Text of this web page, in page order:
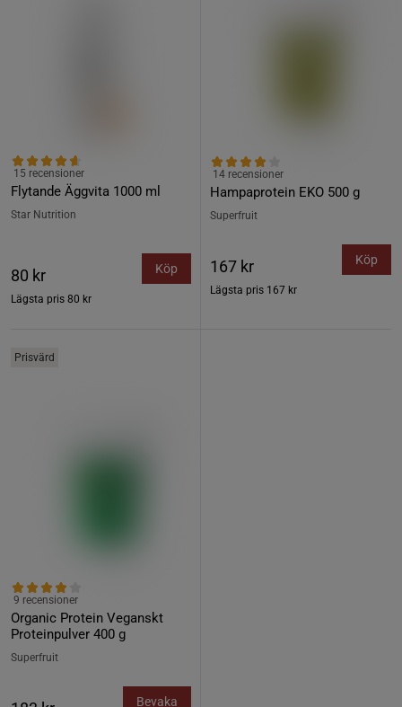
Flytande Äggvita 1000 ml
15 recensioner
Star Nutrition
80 kr
Lägsta pris 80 kr
Köp
Hampaprotein EKO 500 g
14 recensioner
Superfruit
167 kr
Lägsta pris 167 kr
Köp
Prisvärd
Organic Protein Veganskt
Proteinpulver 400 g
9 recensioner
Superfruit
Bevaka